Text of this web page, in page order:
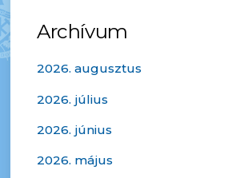
Archívum
2026. augusztus
2026. július
2026. június
2026. május